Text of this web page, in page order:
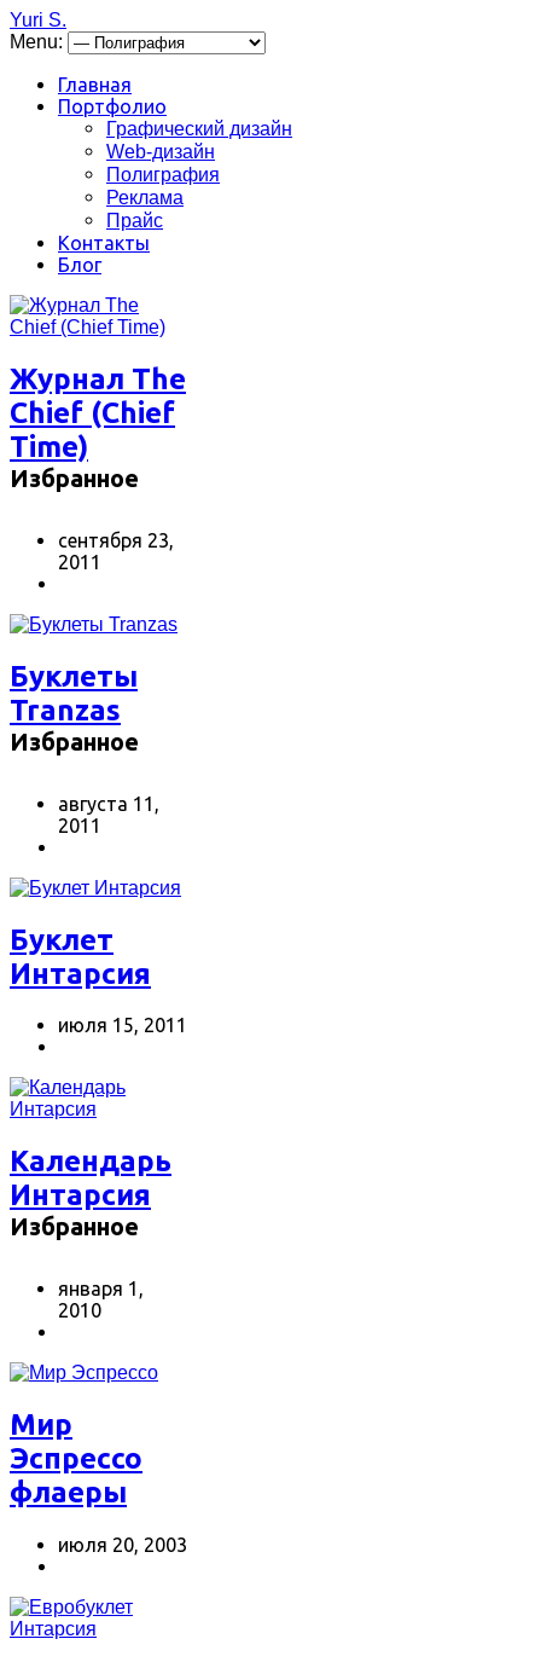
Yuri S.
Menu:
Главная
Портфолио
Графический дизайн
Web-дизайн
Полиграфия
Реклама
Прайс
Контакты
Блог
Журнал The
Chief (Chief
Time)
Избранное
сентября 23,
2011
Буклеты
Tranzas
Избранное
августа 11,
2011
Буклет
Интарсия
июля 15, 2011
Календарь
Интарсия
Избранное
января 1,
2010
Мир
Эспрессо
флаеры
июля 20, 2003